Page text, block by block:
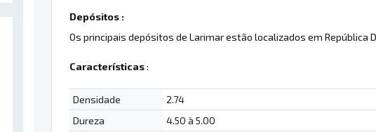
Depósitos :
Os principais depósitos de Larimar estão localizados em República
Características:
Densidade
2.74
Dureza
4.50 à 5.00